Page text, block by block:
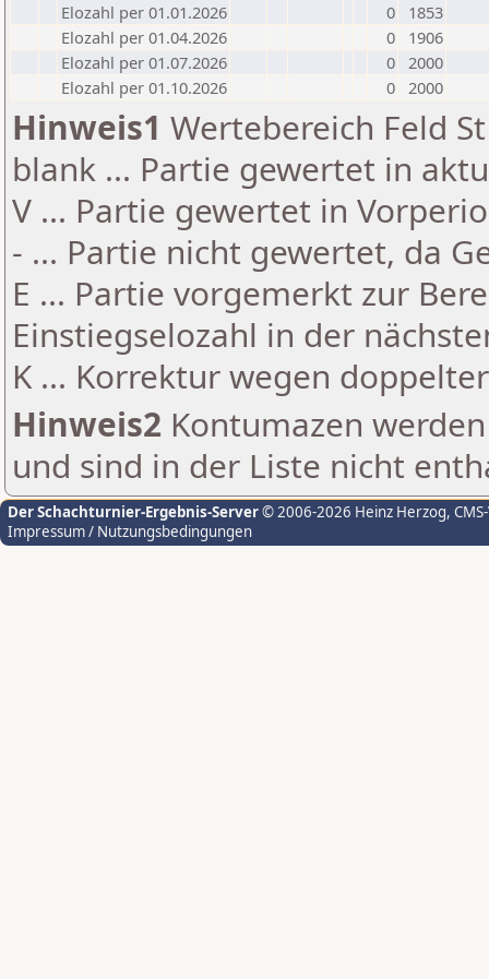
Elozahl per 01.01.2026
0
1853
Elozahl per 01.04.2026
0
1906
Elozahl per 01.07.2026
0 2000
Elozahl per 01.10.2026
0 2000
Hinweis1 Wertebereich Feld
blank ... Partie gewertet in
V ... Partie gewertet in
- ... Partie nicht gewertet, da
E ... Partie vorgemerkt zur
Einstiegselozahl in der
K ... Korrektur wegen
Hinweis2 Kontumazen
und sind in der Liste nicht
Der Schachturnier-Ergebnis-Server© 2006-2026 Heinz Herzog,
Impressum / Nutzungsbedingungen